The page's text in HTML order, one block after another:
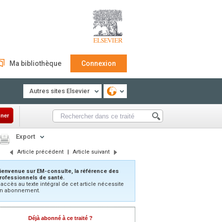
Ma bibliothèque Connexion
Autres sites Elsevier
Export
Article précédent | Article suivant
sur EM-consulte, la référence des
de santé.
au texte intégral de cet article nécessite
abonnement.
Déjà abonné à ce traité ?